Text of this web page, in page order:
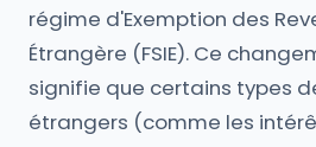
régime d'Exemption des
Étrangère (FSIE). Ce
signifie que certains types
étrangers (comme les